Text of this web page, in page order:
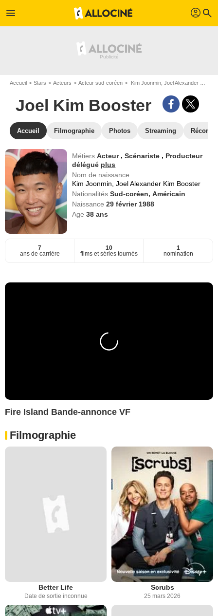
menu profil search
Accueil Stars Acteurs Acteur sud-coréen Kim Joonmin, Joel Alexander Kim Booster dit Joel Kim Booster
Joel Kim Booster
Accueil Filmographie Photos Streaming
MétiersActeur ,Scénariste , Producteur
délégué plus
Nom de naissance
Kim Joonmin, Joel Alexander Kim Booster
NationalitésSud-coréen, Américain
Naissance29 février 1988
Age38 ans
7
ans de carrière
10
films et séries tournés
1
nomination
Fire Island Bande-annonce VF
Filmographie
Better Life
Date de sortie inconnue
Scrubs
25 mars 2026